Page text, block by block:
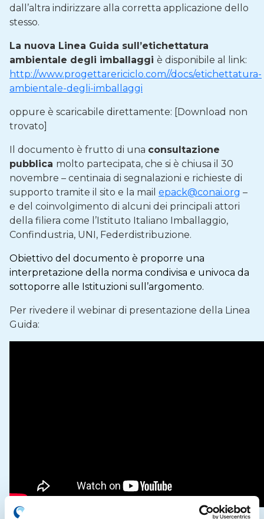
dall’altra indirizzare alla corretta applicazione dello
stesso.
La nuova Linea Guida sull’etichettatura
ambientale degli imballaggi è disponibile al link:
http://www.progettarericiclo.com//docs/etichettatura-
ambientale-degli-imballaggi
oppure è scaricabile direttamente: [Download non
trovato]
Il documento è frutto di una consultazione
pubblica molto partecipata, che si è chiusa il 30
novembre – centinaia di segnalazioni e richieste di
supporto tramite il sito e la mail epack@conai.org –
e del coinvolgimento di alcuni dei principali attori
della filiera come l’Istituto Italiano Imballaggio,
Confindustria, UNI, Federdistribuzione.
Obiettivo del documento è proporre una
interpretazione della norma condivisa e univoca da
sottoporre alle Istituzioni sull’argomento.
Per rivedere il webinar di presentazione della Linea
Guida: